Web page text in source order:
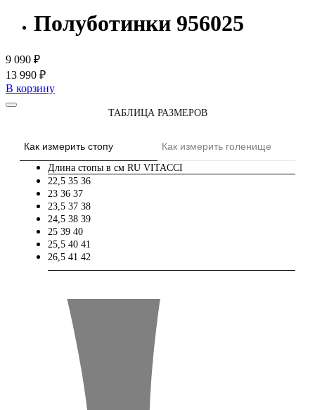
Полуботинки 956025
9 090 ₽
13 990 ₽
В корзину
ТАБЛИЦА РАЗМЕРОВ
Как измерить стопу Как измерить голенище
Длина стопы в см RU VITACCI
22,5 35 36
23 36 37
23,5 37 38
24,5 38 39
25 39 40
25,5 40 41
26,5 41 42